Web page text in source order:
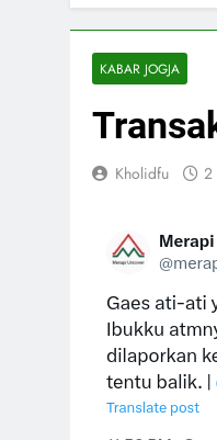
KABAR JOGJA
Kholidfu 2